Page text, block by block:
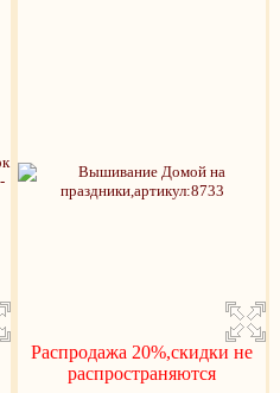
Распродажа 20%,скидки не
распространяются